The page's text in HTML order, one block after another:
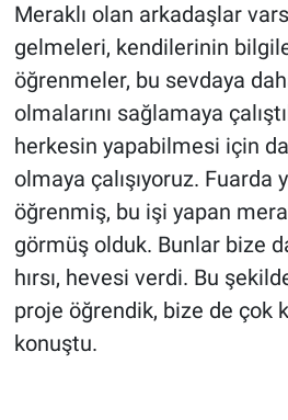
Meraklı olan arkadaşlar
gelmeleri, kendilerinin
öğrenmeler, bu sevdaya
olmalarını sağlamaya
herkesin yapabilmesi için
olmaya çalışıyoruz. Fuarda
öğrenmiş, bu işi yapan
görmüş olduk. Bunlar bize
hırsı, hevesi verdi. Bu
proje öğrendik, bize de çok
konuştu.